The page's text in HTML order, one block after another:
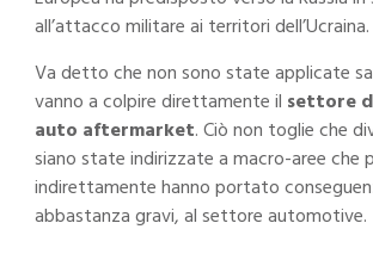
all’attacco militare ai territori dell’Ucraina.
Va detto che non sono state applicate
vanno a colpire direttamente il settore
auto aftermarket. Ciò non toglie che
siano state indirizzate a macro-aree che
indirettamente hanno portato
abbastanza gravi, al settore automotive.